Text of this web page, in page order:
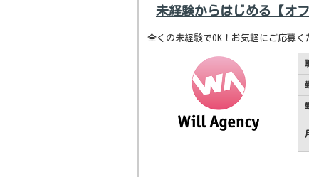
未経験からはじめる【オ
全くの未経験でOK！お気軽にご応募